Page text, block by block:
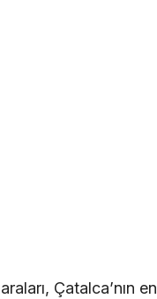
Çatalca’nın en